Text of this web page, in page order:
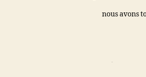
nous avons
.